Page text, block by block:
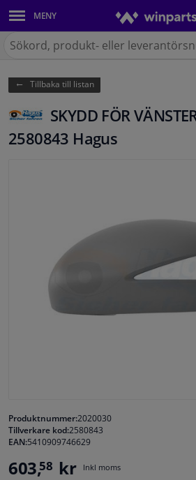
MENY
Karosseri
Belysning
Bromssystem
Filter & Vätskor
Bagage & Transport
Bilvård & Tillbehör
på
Tillbaka till listan
SKYDD FÖR
2580843 Hagus
Produktnummer:2020030
Tillverkare kod:2580843
EAN:5410909746629
603,58 kr Inkl moms